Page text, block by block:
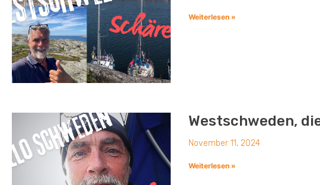
Weiterlesen »
Westschweden,
November 11, 2024
Weiterlesen »